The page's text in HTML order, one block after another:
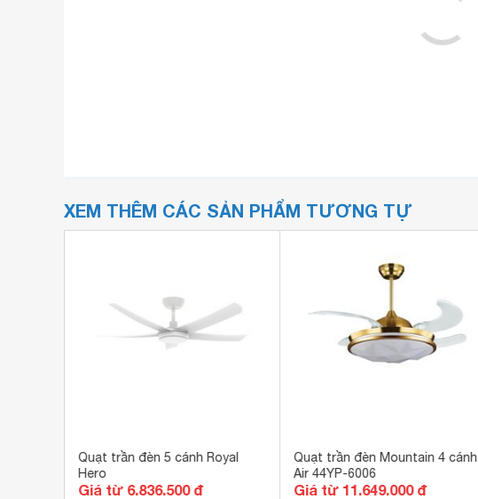
XEM THÊM CÁC SẢN PHẨM TƯƠNG TỰ
Quạt trần đèn 5 cánh Royal
Hero
Giá từ 6.836.500 đ
Quạt trần đèn Mountain 4 cánh
Air 44YP-6006
Giá từ 11.649.000 đ